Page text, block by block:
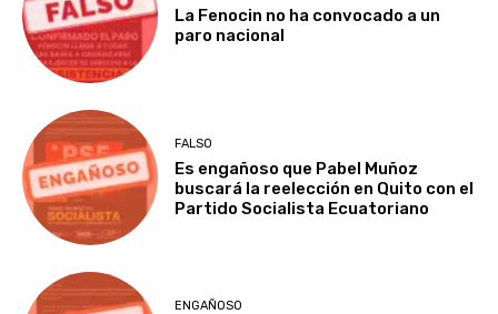
La Fenocin no ha convocado a un
paro nacional
FALSO
Es engañoso que Pabel Muñoz
buscará la reelección en Quito con el
Partido Socialista Ecuatoriano
ENGAÑOSO